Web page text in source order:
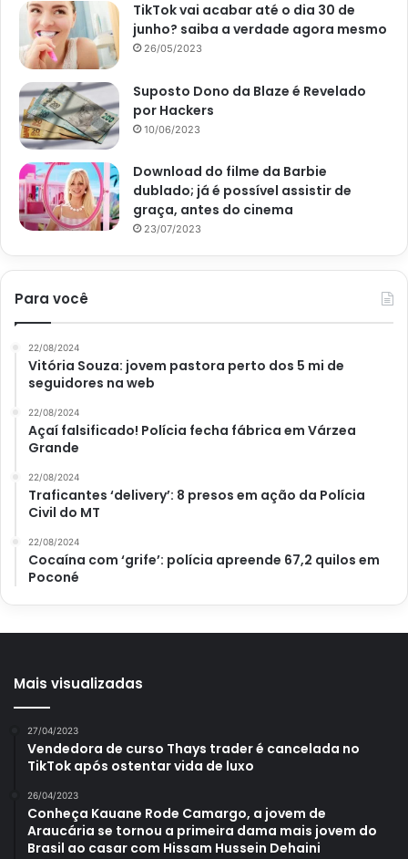
TikTok vai acabar até o dia 30 de
junho? saiba a verdade agora mesmo
26/05/2023
Suposto Dono da Blaze é Revelado
por Hackers
10/06/2023
Download do filme da Barbie
dublado; já é possível assistir de
graça, antes do cinema
23/07/2023
Para você
22/08/2024
Vitória Souza: jovem pastora perto dos 5 mi de
seguidores na web
22/08/2024
Açaí falsificado! Polícia fecha fábrica em Várzea
Grande
22/08/2024
Traficantes ‘delivery’: 8 presos em ação da Polícia
Civil do MT
22/08/2024
Cocaína com ‘grife’: polícia apreende 67,2 quilos em
Poconé
Mais visualizadas
27/04/2023
Vendedora de curso Thays trader é cancelada no
TikTok após ostentar vida de luxo
26/04/2023
Conheça Kauane Rode Camargo, a jovem de
Araucária se tornou a primeira dama mais jovem do
Brasil ao casar com Hissam Hussein Dehaini